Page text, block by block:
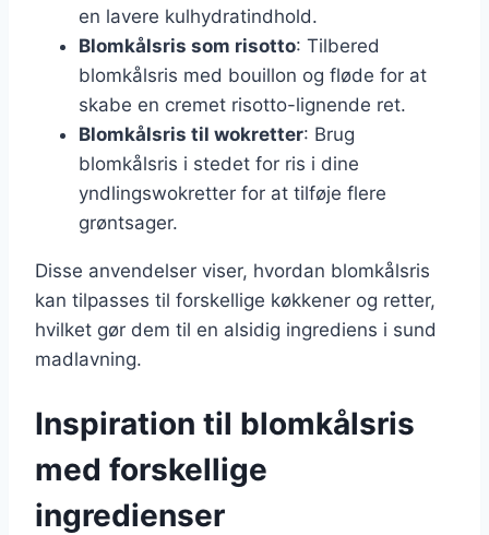
en lavere kulhydratindhold.
Blomkålsris som risotto: Tilbered
blomkålsris med bouillon og fløde for at
skabe en cremet risotto-lignende ret.
Blomkålsris til wokretter: Brug
blomkålsris i stedet for ris i dine
yndlingswokretter for at tilføje flere
grøntsager.
Disse anvendelser viser, hvordan blomkålsris
kan tilpasses til forskellige køkkener og retter,
hvilket gør dem til en alsidig ingrediens i sund
madlavning.
Inspiration til blomkålsris
med forskellige
ingredienser